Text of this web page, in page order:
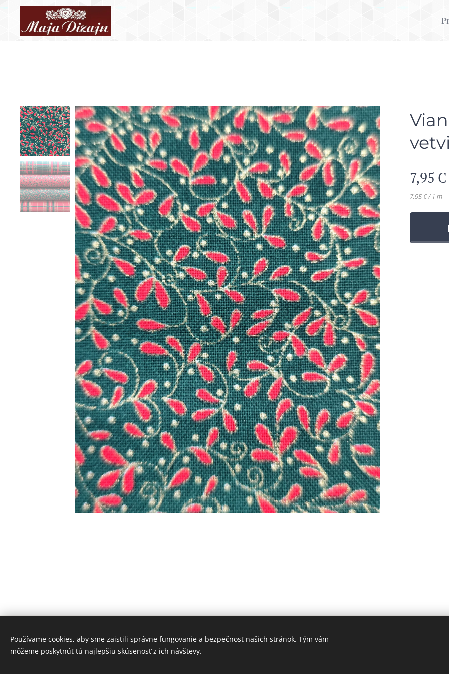
7,95€
7,95 € / 1 m
www.majadizajn.eu
Používame cookies, aby sme zaistili správne fungovanie a bezpečnosť našich stránok. Tým vám
môžeme poskytnúť tú najlepšiu skúsenosť z ich návštevy.